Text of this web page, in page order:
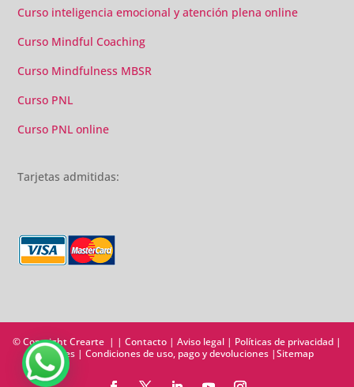
Curso inteligencia emocional y atención plena online
Curso Mindful Coaching
Curso Mindfulness MBSR
Curso PNL
Curso PNL online
Tarjetas admitidas:
© Copyright Crearte | | Contacto| Aviso legal| Políticas de privacidad|
Cookies |Condiciones de uso, pago y devoluciones |Sitemap